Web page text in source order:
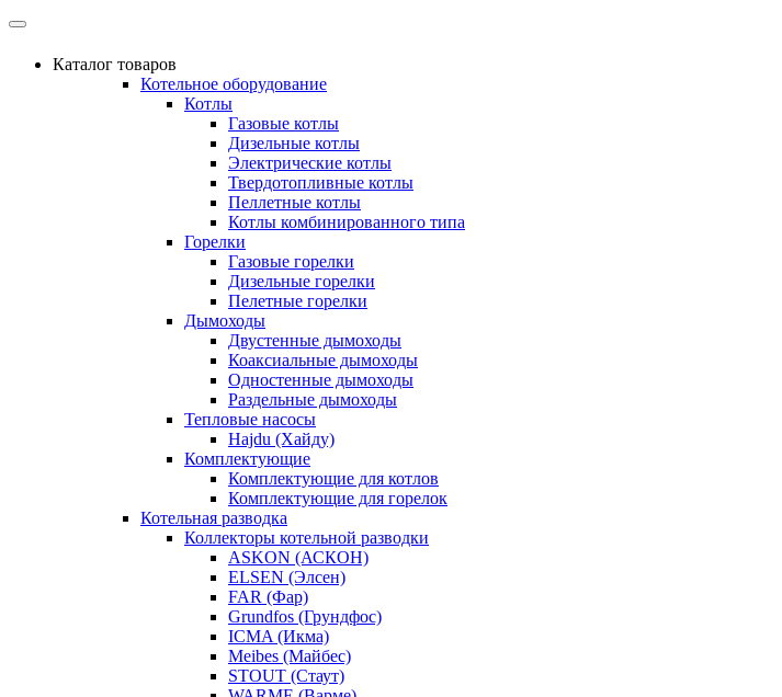
Каталог товаров
Котельное оборудование
Котлы
Газовые котлы
Дизельные котлы
Электрические котлы
Твердотопливные котлы
Пеллетные котлы
Котлы комбинированного типа
Горелки
Газовые горелки
Дизельные горелки
Пелетные горелки
Дымоходы
Двустенные дымоходы
Коаксиальные дымоходы
Одностенные дымоходы
Раздельные дымоходы
Тепловые насосы
Hajdu (Хайду)
Комплектующие
Комплектующие для котлов
Комплектующие для горелок
Котельная разводка
Коллекторы котельной разводки
ASKON (АСКОН)
ELSEN (Элсен)
FAR (Фар)
Grundfos (Грундфос)
ICMA (Икма)
Meibes (Майбес)
STOUT (Стаут)